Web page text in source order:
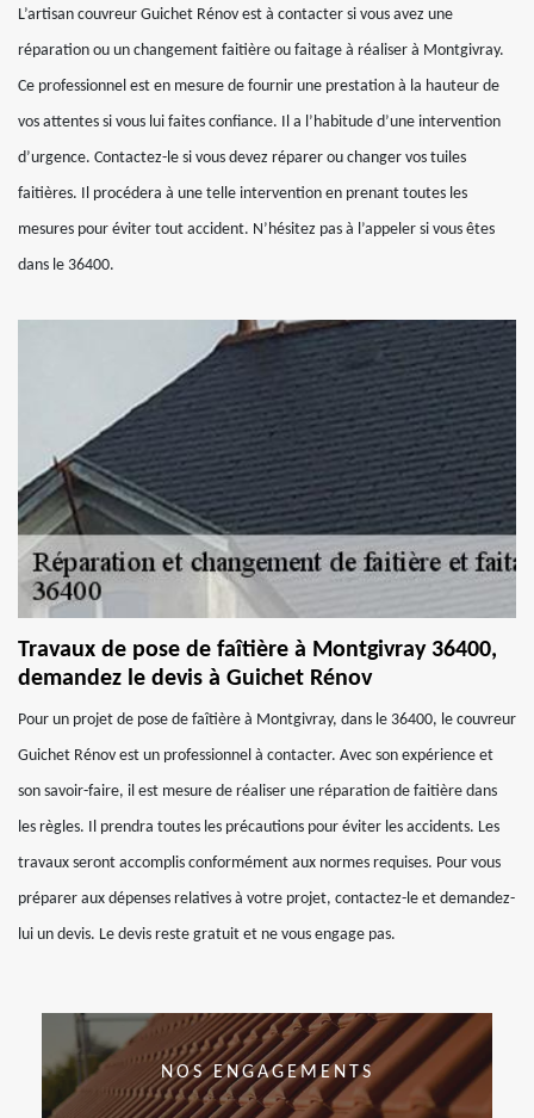
L’artisan couvreur Guichet Rénov est à contacter si vous avez une
réparation ou un changement faitière ou faitage à réaliser à Montgivray.
Ce professionnel est en mesure de fournir une prestation à la hauteur de
vos attentes si vous lui faites confiance. Il a l’habitude d’une intervention
d’urgence. Contactez-le si vous devez réparer ou changer vos tuiles
faitières. Il procédera à une telle intervention en prenant toutes les
mesures pour éviter tout accident. N’hésitez pas à l’appeler si vous êtes
dans le 36400.
Travaux de pose de faîtière à Montgivray 36400,
demandez le devis à Guichet Rénov
Pour un projet de pose de faîtière à Montgivray, dans le 36400, le couvreur
Guichet Rénov est un professionnel à contacter. Avec son expérience et
son savoir-faire, il est mesure de réaliser une réparation de faitière dans
les règles. Il prendra toutes les précautions pour éviter les accidents. Les
travaux seront accomplis conformément aux normes requises. Pour vous
préparer aux dépenses relatives à votre projet, contactez-le et demandez-
lui un devis. Le devis reste gratuit et ne vous engage pas.
NOS ENGAGEMENTS